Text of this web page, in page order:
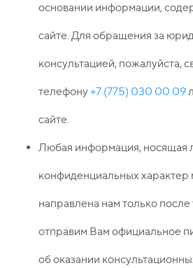
основании информации,
сайте. Для обращения за
консультацией, пожалуйста,
телефону+7 (775) 030 00 09
сайте.
Любая информация, носящая
конфиденциальных характер
направлена нам только после
отправим Вам официальное
об оказании